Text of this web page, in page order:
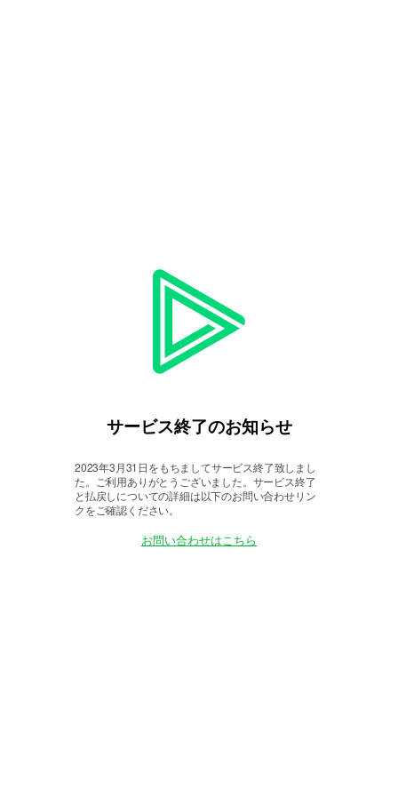
サービス終了のお知らせ
2023年3月31日をもちましてサービス終了致しまし
た。
ご利用ありがとうございました。サービス終了
と払戻しについての詳細は以下のお問い合わせリン
クをご確認ください。
お問い合わせはこちら